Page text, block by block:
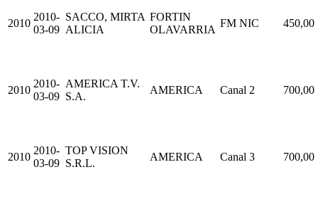
2010
2010-
03-09
SACCO, MIRTA
ALICIA
FORTIN
OLAVARRIA
FM NIC 450,00
2010
2010-
03-09
AMERICA T.V.
S.A.
AMERICA Canal 2 700,00
2010
2010-
03-09
TOP VISION
S.R.L.
AMERICA Canal 3 700,00